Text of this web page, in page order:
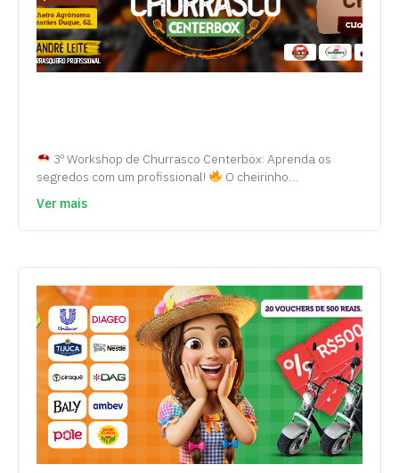
3º Workshop de Churrasco Centerbox: Aprenda os
segredos com um profissional!
O cheirinho…
Ver mais